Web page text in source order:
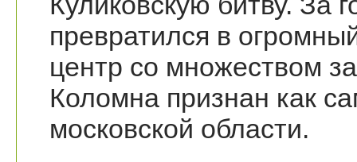
превратился в
центр со множеством
Коломна признан как
московской области.